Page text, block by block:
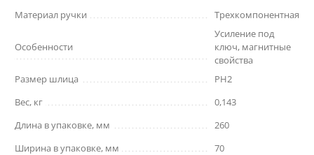
Материал ручки
Трехкомпонентная
Особенности
Усиление под
ключ, магнитные
свойства
Размер шлица
PH2
Вес, кг
0,143
Длина в упаковке, мм
260
Ширина в упаковке, мм
70